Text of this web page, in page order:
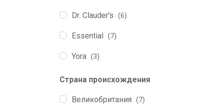
Dr. Clauder's (6)
Essential (7)
Yora (3)
Страна происхождения
Великобритания (7)